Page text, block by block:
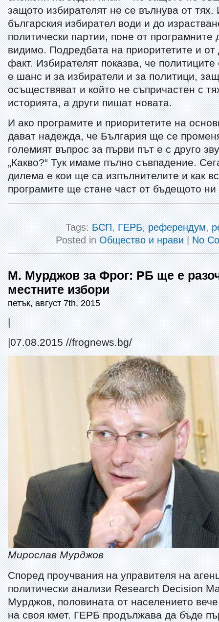
защото избирателят не се вълнува от тях.
българския избирател води и до
политически партии, поне от програмните
видимо. Подредбата на приоритетите и от
факт. Избирателят показва, че политиците
е шанс и за избиратели и за политици,
осъществяват и който не съпричастен с
историята, а други пишат новата.
И ако програмите и приоритетите на
дават надежда, че България ще се
големият въпрос за първи път е с друго
„Какво?“ Тук имаме пълно съвпадение.
дилема е кои ще са изпълнителите и как
програмите ще стане част от бъдещото ни
Tags:БСП,ГЕРБ,референдум,
Posted inОбщество и нрави|No
М. Мурджов за Фрог: РБ ще е
местните избори
петък, август 7th, 2015
|
|07.08.2015 //frognews.bg/
Мирослав Мурджов
Според проучвания на управителя на
политически анализи Research Decision
Мурджов, половината от населението
на своя кмет. ГЕРБ продължава да бъде